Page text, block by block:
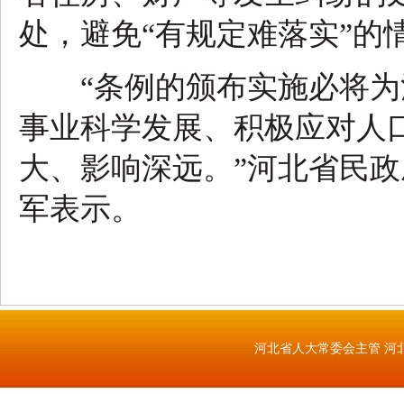
处，避免“有规定难落实”的
“条例的颁布实施必将为
事业科学发展、积极应对人
大、影响深远。”河北省民
军表示。
河北省人大常委会主管 河